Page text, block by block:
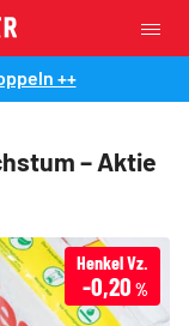
++
– Aktie
Henkel Vz.
-0,20 %